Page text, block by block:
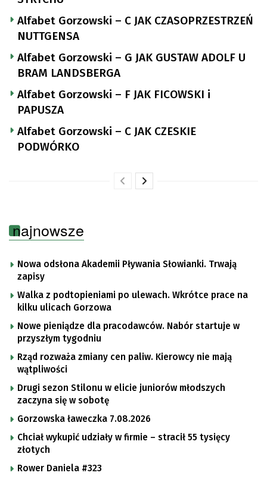
Alfabet Gorzowski – C JAK CZASOPRZESTRZEŃ
NUTTGENSA
Alfabet Gorzowski – G JAK GUSTAW ADOLF U
BRAM LANDSBERGA
Alfabet Gorzowski – F JAK FICOWSKI i
PAPUSZA
Alfabet Gorzowski – C JAK CZESKIE
PODWÓRKO
najnowsze
Nowa odsłona Akademii Pływania Słowianki. Trwają
zapisy
Walka z podtopieniami po ulewach. Wkrótce prace na
kilku ulicach Gorzowa
Nowe pieniądze dla pracodawców. Nabór startuje w
przyszłym tygodniu
Rząd rozważa zmiany cen paliw. Kierowcy nie mają
wątpliwości
Drugi sezon Stilonu w elicie juniorów młodszych
zaczyna się w sobotę
Gorzowska ławeczka 7.08.2026
Chciał wykupić udziały w firmie – stracił 55 tysięcy
złotych
Rower Daniela #323